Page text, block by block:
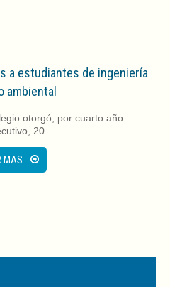
a estudiantes de ingeniería
ambiental
otorgó, por cuarto año
20…
MAS